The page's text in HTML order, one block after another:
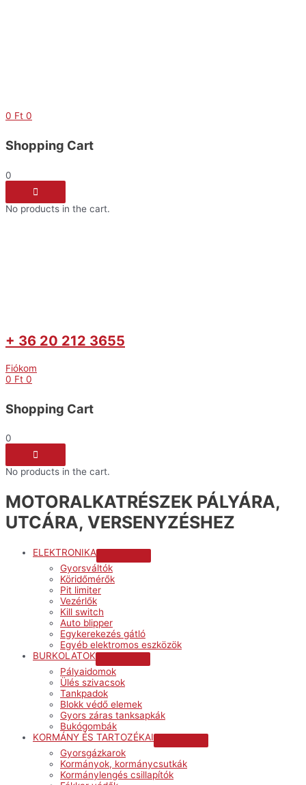
0 Ft 0
Shopping Cart
0
No products in the cart.
+ 36 20 212 3655
Fiókom
0 Ft 0
Shopping Cart
0
No products in the cart.
MOTORALKATRÉSZEK PÁLYÁRA,
UTCÁRA, VERSENYZÉSHEZ
ELEKTRONIKA
Gyorsváltók
Köridőmérők
Pit limiter
Vezérlők
Kill switch
Auto blipper
Egykerekezés gátló
Egyéb elektromos eszközök
BURKOLATOK
Pályaidomok
Ülés szivacsok
Tankpadok
Blokk védő elemek
Gyors záras tanksapkák
Bukógombák
KORMÁNY ÉS TARTOZÉKAI
Gyorsgázkarok
Kormányok, kormánycsutkák
Kormánylengés csillapítók